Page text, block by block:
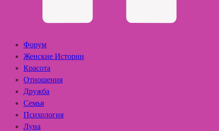
Форум
Женские Истории
Красота
Отношения
Дружба
Семья
Психология
Луна